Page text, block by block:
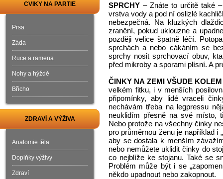
SPRCHY – Znáte to určitě také
vrstva vody a pod ní oslizlé
nebezpečná. Na kluzkých
zranění, pokud uklouzne a
později velice špatně léčí.
sprchách a nebo cákáním se
sprchy nosit sprchovací obuv,
před mikroby a sporami plísní. A
ČINKY NA ZEMI VŠUDE KOLEM
velkém fitku, i v menších
připomínky, aby lidé vraceli
nechávám třeba na legpressu
neuklidím přesně na své místo,
Nebo protože na všechny činky
pro průměrnou ženu je například i
aby se dostala k menším
nebo nemůžete uklidit činky do
co nejblíže ke stojanu. Také se
Problém může být i se
někdo upadnout nebo zakopnout.
CVIKY NA PARTIE
Prsa
Záda
Ruce a ramena
Nohy a hýždě
Břicho
ZDRAVÍ A VÝŽIVA
Anatomie těla
Doplňky výživy
Zdraví